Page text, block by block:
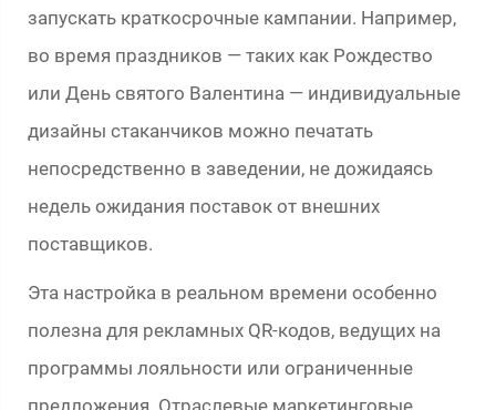
запускать краткосрочные кампании. Например,
во время праздников — таких как Рождество
или День святого Валентина — индивидуальные
дизайны стаканчиков можно печатать
непосредственно в заведении, не дожидаясь
недель ожидания поставок от внешних
поставщиков.
Эта настройка в реальном времени особенно
полезна для рекламных QR-кодов, ведущих на
программы лояльности или ограниченные
предложения. Отраслевые маркетинговые